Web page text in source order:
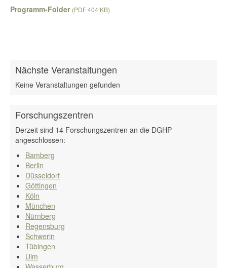
Programm-Folder (PDF 404 KB)
Nächste Veranstaltungen
Keine Veranstaltungen gefunden
Forschungszentren
Derzeit sind 14 Forschungszentren an die DGHP
angeschlossen:
Bamberg
Berlin
Düsseldorf
Göttingen
Köln
München
Nürnberg
Regensburg
Schwerin
Tübingen
Ulm